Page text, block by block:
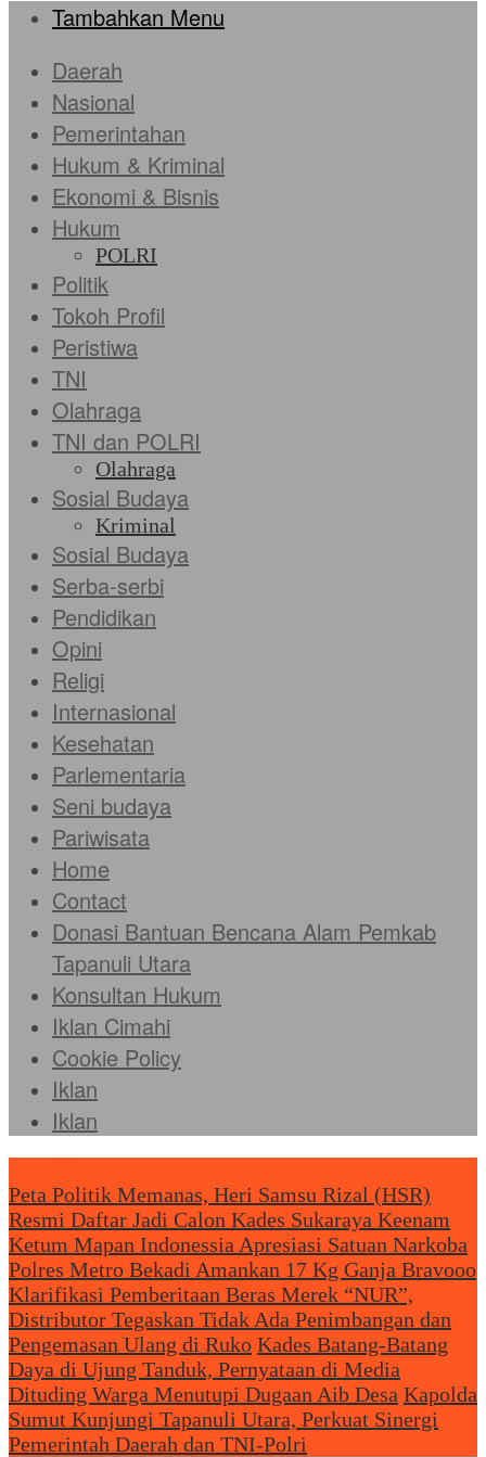
Tambahkan Menu
Daerah
Nasional
Pemerintahan
Hukum & Kriminal
Ekonomi & Bisnis
Hukum
POLRI
Politik
Tokoh Profil
Peristiwa
TNI
Olahraga
TNI dan POLRI
Olahraga
Sosial Budaya
Kriminal
Sosial Budaya
Serba-serbi
Pendidikan
Opini
Religi
Internasional
Kesehatan
Parlementaria
Seni budaya
Pariwisata
Home
Contact
Donasi Bantuan Bencana Alam Pemkab
Tapanuli Utara
Konsultan Hukum
Iklan Cimahi
Cookie Policy
Iklan
Iklan
Peta Politik Memanas, Heri Samsu Rizal (HSR)
Resmi Daftar Jadi Calon Kades Sukaraya Keenam
Ketum Mapan Indonessia Apresiasi Satuan Narkoba
Polres Metro Bekadi Amankan 17 Kg Ganja Bravooo
Klarifikasi Pemberitaan Beras Merek “NUR”,
Distributor Tegaskan Tidak Ada Penimbangan dan
Pengemasan Ulang di Ruko Kades Batang-Batang
Daya di Ujung Tanduk, Pernyataan di Media
Dituding Warga Menutupi Dugaan Aib Desa Kapolda
Sumut Kunjungi Tapanuli Utara, Perkuat Sinergi
Pemerintah Daerah dan TNI-Polri